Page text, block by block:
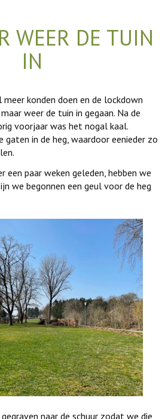
WEER DE TUIN
IN
konden doen en de lockdown
weer de tuin in gegaan. Na de
voorjaar was het nogal kaal.
in de heg, waardoor eenieder zo
een paar weken geleden, hebben we
we begonnen een geul voor de heg
naar de schuur zodat we die